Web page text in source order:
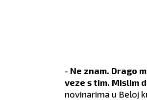
- Ne znam. Drago
veze s tim. Mislim
novinarima u Beloj